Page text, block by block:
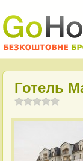
Готель